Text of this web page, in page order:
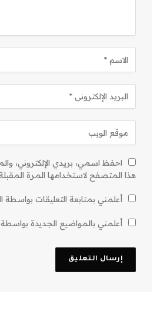
احفظ اسمي، بريدي الإلكتروني،
هذا المتصفح لاستخدامها المرة
أعلمني بمتابعة التعليقات بواسطة
أعلمني بالمواضيع الجديدة بواسطة